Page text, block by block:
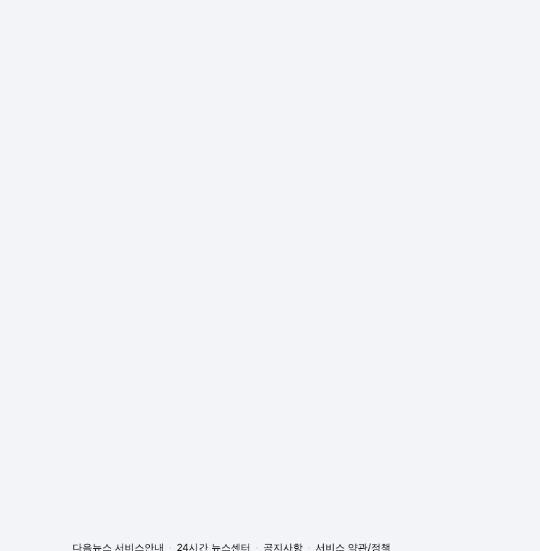
다음뉴스 서비스안내 24시간 뉴스센터 공지사항 서비스 약관/정책